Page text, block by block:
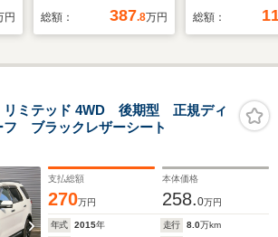
円
ス 純正10.5型ディス
テップ 両側電動スラ
ブクルーズコントロー
ル レーンディパーチ
ランスソナー
総額： 387.8万円
Bluetooth
ト 衝突軽減
両側パワー
オートライ
総額：
ミテッド 4WD 後期型 正規ディ
ブラックレザーシート
支払総額
270万円
本体価格
258.0万円
年式 2015年 走行 8.0万km